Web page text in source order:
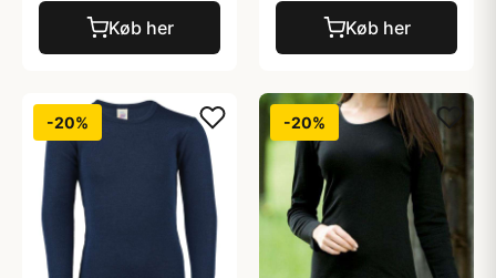
Køb her Køb her
-20% -20%